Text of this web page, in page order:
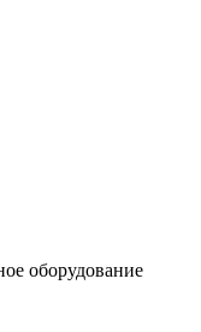
оборудование